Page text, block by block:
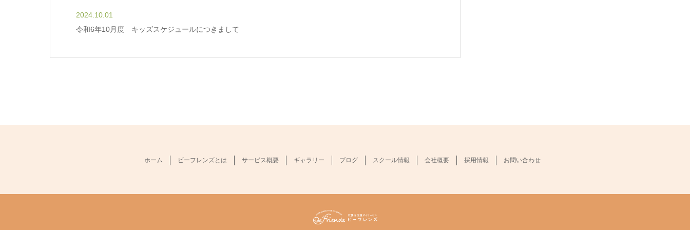
2024.10.01
令和6年10月度 キッズスケジュールにつきまして
ホーム ビーフレンズとは サービス概要 ギャラリー ブログ スクール情報 会社概要 採用情報 お問い合わせ